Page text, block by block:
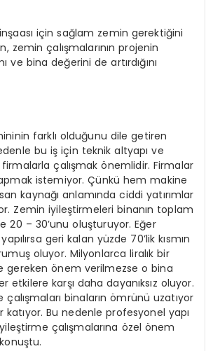
için sağlam zemin gerektiğini
zemin çalışmalarının projenin
ve bina değerini de artırdığını
farklı olduğunu dile getiren
bu iş için teknik altyapı ve
çalışmak önemlidir. Firmalar
istemiyor. Çünkü hem makine
kaynağı anlamında ciddi yatırımlar
Zemin iyileştirmeleri binanın toplam
20 – 30’unu oluşturuyor. Eğer
geri kalan yüzde 70’lik kısmın
oluyor. Milyonlarca liralık bir
gereken önem verilmezse o bina
etkilere karşı daha dayanıksız oluyor.
binaların ömrünü uzatıyor
Bu nedenle profesyonel yapı
çalışmalarına özel önem